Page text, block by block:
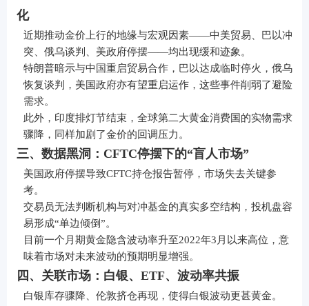
化
近期推动金价上行的地缘与宏观因素——中美贸易、巴以冲
突、俄乌谈判、美政府停摆——均出现缓和迹象。
特朗普暗示与中国重启贸易合作，巴以达成临时停火，俄乌
恢复谈判，美国政府亦有望重启运作，这些事件削弱了避险
需求。
此外，印度排灯节结束，全球第二大黄金消费国的实物需求
骤降，同样加剧了金价的回调压力。
三、数据黑洞：CFTC停摆下的“盲人市场”
美国政府停摆导致CFTC持仓报告暂停，市场失去关键参
考。
交易员无法判断机构与对冲基金的真实多空结构，投机盘容
易形成“单边倾倒”。
目前一个月期黄金隐含波动率升至2022年3月以来高位，意
味着市场对未来波动的预期明显增强。
四、关联市场：白银、ETF、波动率共振
白银库存骤降、伦敦挤仓再现，使得白银波动更甚黄金。